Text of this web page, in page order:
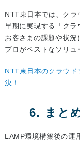
NTT東日本では、クラ
早期に実現する「クラ
お客さまの課題や状
プロがベストなソリュ
NTT東日本のクラウド
決！
6. まと
LAMP環境構築後の運